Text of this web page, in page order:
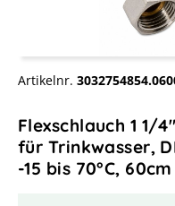
Artikelnr.
Flexschlauch 1 1/
für Trinkwasser,
-15 bis 70°C, 60cm